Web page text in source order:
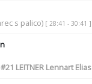
s palico) [ 28:41 - 30:41 ]
#21 LEITNER Lennart Elias